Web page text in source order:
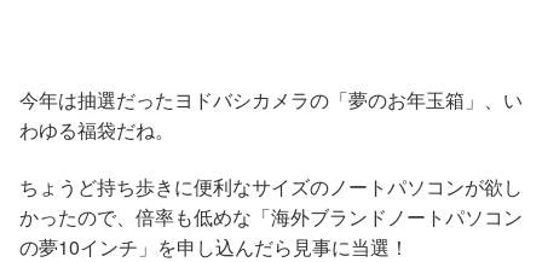
今年は抽選だったヨドバシカメラの「夢のお年玉箱」、い
わゆる福袋だね。
ちょうど持ち歩きに便利なサイズのノートパソコンが欲し
かったので、倍率も低めな「海外ブランドノートパソコン
の夢10インチ」を申し込んだら見事に当選！